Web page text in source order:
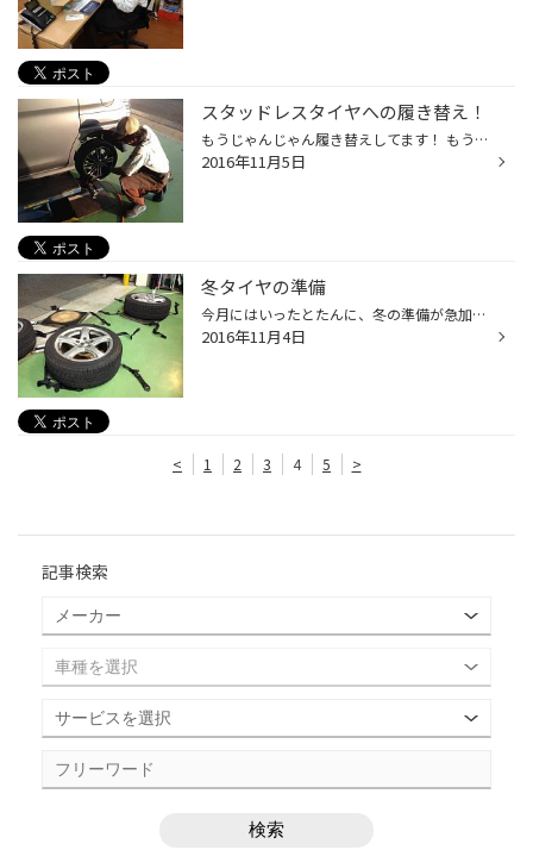
スタッドレスタイヤへの履き替え！
もうじゃんじゃん履き替えしてます！ もう現時点で、年内の土曜、日曜日の午前中の予約は ほぼ埋まってきてます。 土、日にご予約されるかたはお早めにご連絡ください！
2016年11月5日
冬タイヤの準備
今月にはいったとたんに、冬の準備が急加速中！！！ 先月の流れとは違って毎日履き替え作業の予約が入ってます。 スタッドレスタイヤをお持ちの方は、早めに履き替えちゃいましょう！！ 既に12月の土日の予約は埋まりつつあります・・・＞＜ （もう半分くらいは埋まってしまいました。。。） なので...
2016年11月4日
< 1 2 3 4 5 >
記事検索